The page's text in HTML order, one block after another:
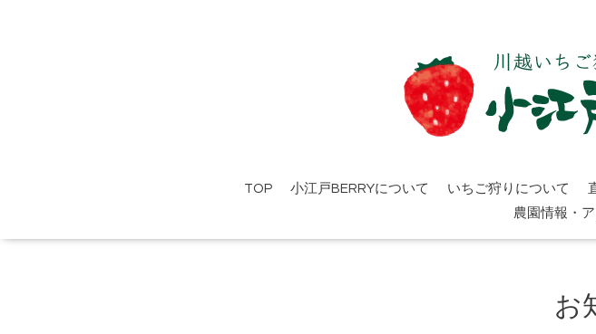
TOP 小江戸BERRYについて いちご狩りについて
農園情報・
お